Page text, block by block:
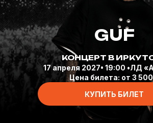
GUF
КОНЦЕРТ В
17 апреля 2027• 19:00 •ЛД
Цена билета: от 3
КУПИТЬ БИЛЕТ